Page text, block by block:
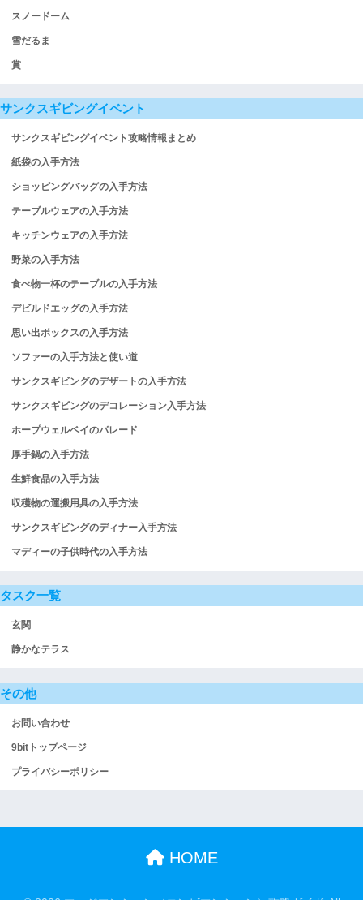
スノードーム
雪だるま
賞
サンクスギビングイベント
サンクスギビングイベント攻略情報まとめ
紙袋の入手方法
ショッピングバッグの入手方法
テーブルウェアの入手方法
キッチンウェアの入手方法
野菜の入手方法
食べ物一杯のテーブルの入手方法
デビルドエッグの入手方法
思い出ボックスの入手方法
ソファーの入手方法と使い道
サンクスギビングのデザートの入手方法
サンクスギビングのデコレーション入手方法
ホープウェルベイのパレード
厚手鍋の入手方法
生鮮食品の入手方法
収穫物の運搬用具の入手方法
サンクスギビングのディナー入手方法
マディーの子供時代の入手方法
タスク一覧
玄関
静かなテラス
その他
お問い合わせ
9bitトップページ
プライバシーポリシー
HOME